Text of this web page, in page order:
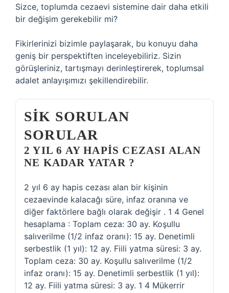
Sizce, toplumda cezaevi sistemine dair daha etkili
bir değişim gerekebilir mi?
Fikirlerinizi bizimle paylaşarak, bu konuyu daha
geniş bir perspektiften inceleyebiliriz. Sizin
görüşleriniz, tartışmayı derinleştirerek, toplumsal
adalet anlayışımızı şekillendirebilir.
SIK SORULAN
SORULAR
2 YIL 6 AY HAPIS CEZASI ALAN
NE KADAR YATAR ?
2 yıl 6 ay hapis cezası alan bir kişinin
cezaevinde kalacağı süre, infaz oranına ve
diğer faktörlere bağlı olarak değişir . 1 4 Genel
hesaplama : Toplam ceza: 30 ay. Koşullu
salıverilme (1/2 infaz oranı): 15 ay. Denetimli
serbestlik (1 yıl): 12 ay. Fiili yatma süresi: 3 ay.
Toplam ceza: 30 ay. Koşullu salıverilme (1/2
infaz oranı): 15 ay. Denetimli serbestlik (1 yıl):
12 ay. Fiili yatma süresi: 3 ay. 1 4 Mükerrir